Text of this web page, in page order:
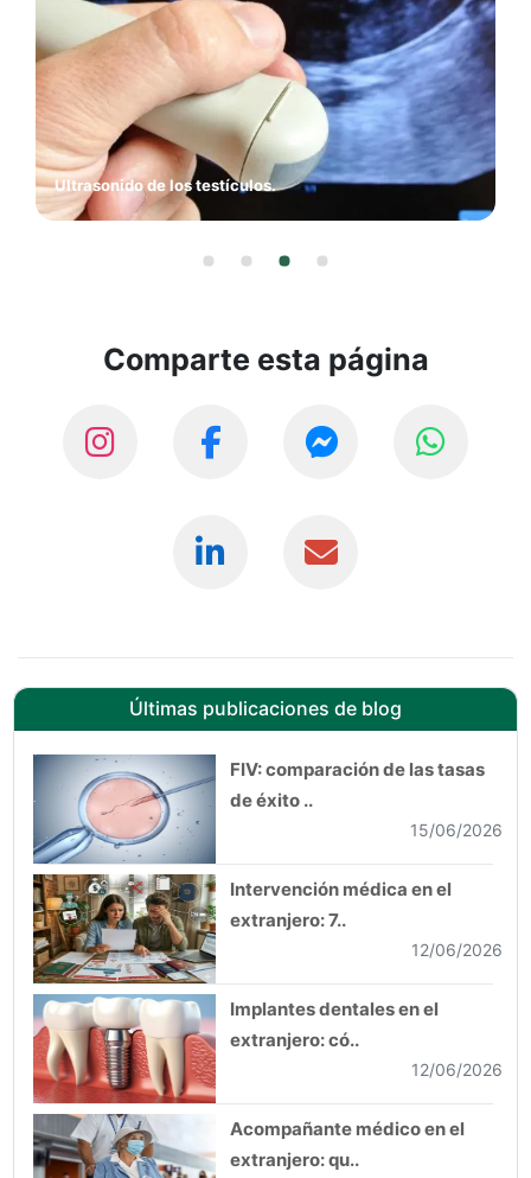
Ultrasonido de los testículos.
Comparte esta página
Últimas publicaciones de blog
FIV: comparación de las tasas
de éxito ..
15/06/2026
Intervención médica en el
extranjero: 7..
12/06/2026
Implantes dentales en el
extranjero: có..
12/06/2026
Acompañante médico en el
extranjero: qu..